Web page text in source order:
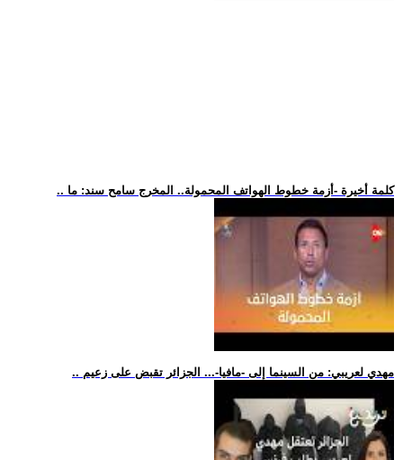
.. كلمة أخيرة -أزمة خطوط الهواتف المحمولة.. المخرج سامح سند: ما
.. مهدي لعريبي: من السينما إلى -مافيا-... الجزائر تقبض على زعيم